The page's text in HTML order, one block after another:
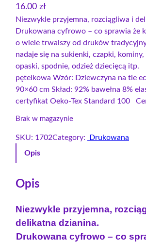
16.00 zł
Niezwykle przyjemna, rozciągliwa i
Drukowana cyfrowo – co sprawia że
o wiele trwalszy od druków
nadaje się na sukienki, czapki,
opaski, spodnie, odzież dziecięcą
pętelkowa Wzór: Dziewczyna na tle
90×60 cm Skład: 92% bawełna 8%
certyfikat Oeko-Tex Standard 100
Brak w magazynie
SKU: 1702Category:
Drukowana
Opis
Opis
Niezwykle przyjemna,
delikatna dzianina.
Drukowana cyfrowo – co